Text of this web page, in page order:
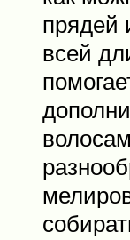
прядей
всей